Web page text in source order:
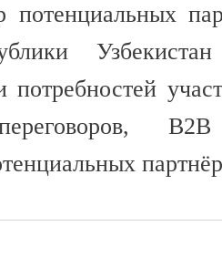
потенциальных
потребностей